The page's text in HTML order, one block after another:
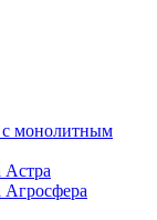
с монолитным
Астра
Агросфера